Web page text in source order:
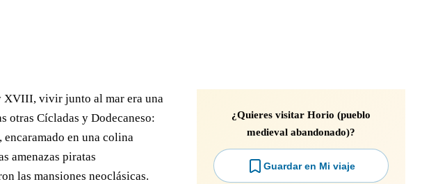
XVIII, vivir junto al mar era una
otras Cícladas y Dodecaneso:
en una colina
amenazas piratas
las mansiones neoclásicas.
¿Quieres visitar Horio (pueblo
medieval abandonado)?
Guardar en Mi viaje